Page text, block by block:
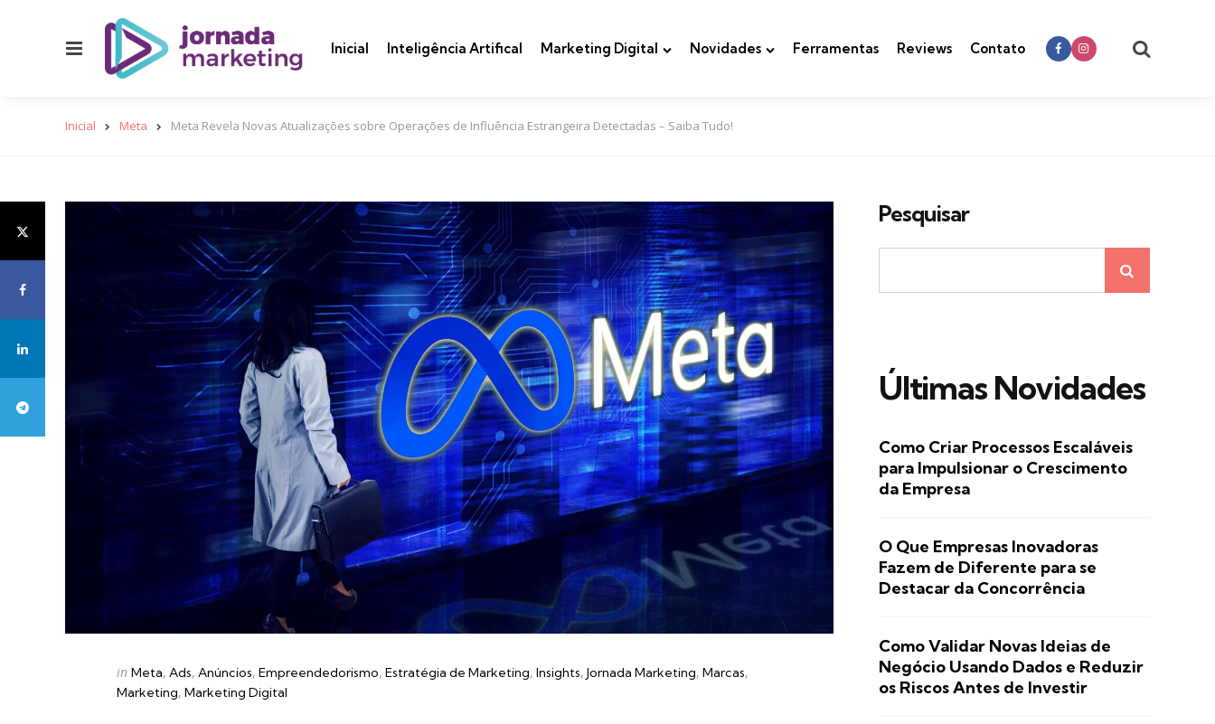
Inicial Inteligência Artifical Marketing Digital Novidades Ferramentas Reviews Contato
Inicial Meta Meta Revela Novas Atualizações sobre Operações de Influência Estrangeira Detectadas – Saiba Tudo!
Categories
Posted
in
in Meta Ads Anúncios Empreendedorismo Estratégia de Marketing Insights Jornada Marketing Marcas
Marketing Marketing Digital
Pesquisar
Últimas Novidades
Como Criar Processos Escaláveis
para Impulsionar o Crescimento
da Empresa
O Que Empresas Inovadoras
Fazem de Diferente para se
Destacar da Concorrência
Como Validar Novas Ideias de
Negócio Usando Dados e Reduzir
os Riscos Antes de Investir